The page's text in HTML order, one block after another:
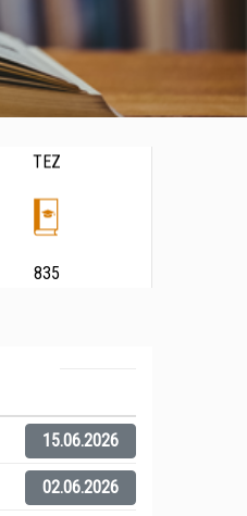
TEZ
835
15.06.2026
02.06.2026